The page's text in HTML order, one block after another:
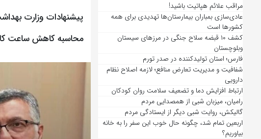
مراقب علائم هپاتیت باشید!
عادی‌سازی بمباران بیمارستان‌ها تهدیدی برای همه
کشورها است
کشف ۱۰ قبضه سلاح جنگی در مرزهای سیستان
وبلوچستان
فارس؛ استان تولیدکننده در صدر تورم
شفافیت و مدیریت تعارض منافع؛ لازمه اصلاح نظام
دارویی
ارتباط افزایش دما و تضعیف سلامت روان کودکان
رامیان، میزبان شبی از همصدایی مردم
گالیکش، روایت شبی دیگر از ایستادگی مردم
اربعین تمام شد، چگونه حال خوب این سفر را به خانه
بیاوریم؟
پیشنهادات وزارت
محاسبه کاهش ساعت